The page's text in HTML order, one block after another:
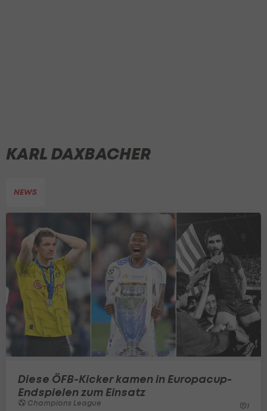
KARL DAXBACHER
NEWS
Diese ÖFB-Kicker kamen in Europacup-
Endspielen zum Einsatz
Champions League 1